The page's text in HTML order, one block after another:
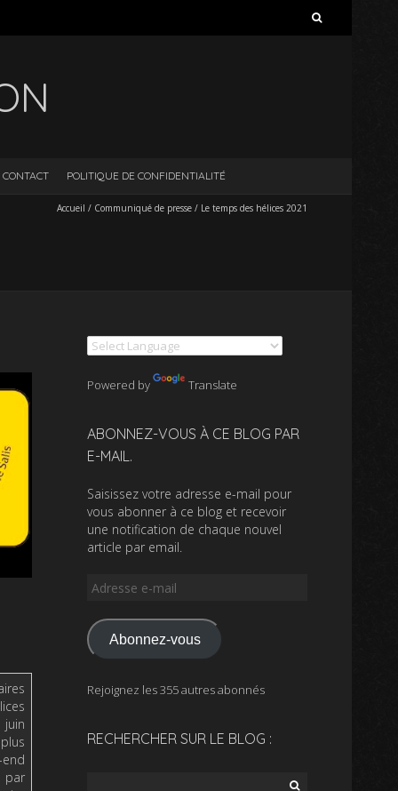
CONTACT POLITIQUE DE CONFIDENTIALITÉ
Accueil / Communiqué de presse / Le temps des hélices 2021
juin
par
Powered by Translate
ABONNEZ-VOUS À CE BLOG PAR
E-MAIL.
Saisissez votre adresse e-mail pour
vous abonner à ce blog et recevoir
une notification de chaque nouvel
article par email.
Abonnez-vous
Rejoignez les 355 autres abonnés
RECHERCHER SUR LE BLOG :